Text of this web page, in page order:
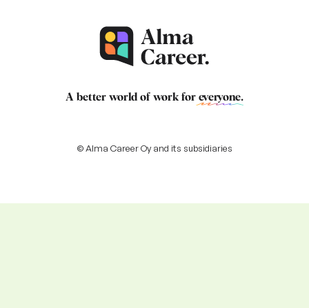
A better world of work for everyone.
© Alma Career Oy and its subsidiaries